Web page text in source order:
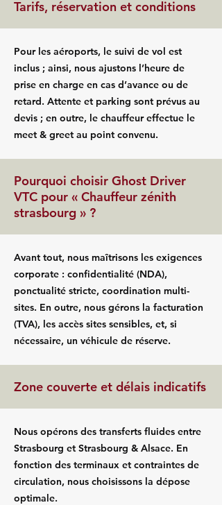
Tarifs, réservation et conditions
Pour les aéroports, le suivi de vol est
inclus ; ainsi, nous ajustons l’heure de
prise en charge en cas d’avance ou de
retard. Attente et parking sont prévus au
devis ; en outre, le chauffeur effectue le
meet & greet au point convenu.
Pourquoi choisir Ghost Driver
VTC pour « Chauffeur zénith
strasbourg » ?
Avant tout, nous maîtrisons les exigences
corporate : confidentialité (NDA),
ponctualité stricte, coordination multi-
sites. En outre, nous gérons la facturation
(TVA), les accès sites sensibles, et, si
nécessaire, un véhicule de réserve.
Zone couverte et délais indicatifs
Nous opérons des transferts fluides entre
Strasbourg et Strasbourg & Alsace. En
fonction des terminaux et contraintes de
circulation, nous choisissons la dépose
optimale.